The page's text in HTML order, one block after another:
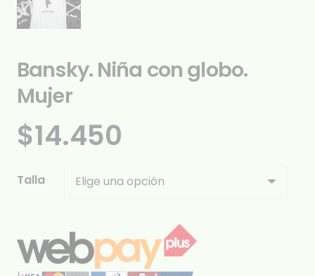
Bansky. Niña con globo.
Mujer
$14.450
Talla